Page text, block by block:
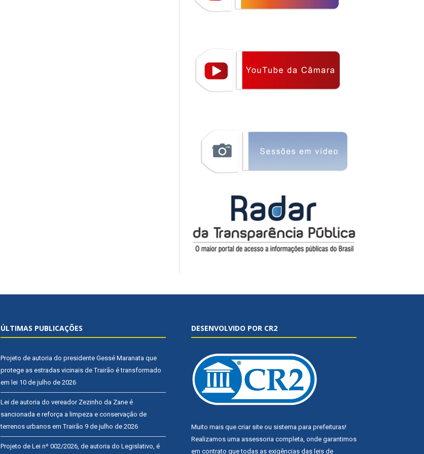
ÚLTIMAS PUBLICAÇÕES
Projeto de autoria do presidente Gessé Maranata que
protege as estradas vicinais de Trairão é transformado
em lei 10 de julho de 2026
Lei de autoria do vereador Zezinho da Zane é
sancionada e reforça a limpeza e conservação de
terrenos urbanos em Trairão 9 de julho de 2026
Projeto de Lei nº 002/2026, de autoria do Legislativo, é
DESENVOLVIDO POR CR2
Muito mais que criar site ou sistema para prefeituras!
Realizamos uma assessoria completa, onde garantimos
em contrato que todas as exigências das leis de